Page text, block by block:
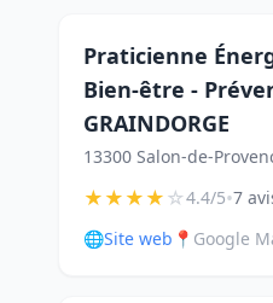
Praticienne
Bien-être -
GRAINDORGE
13300 Salon-de-
★★★★☆4.4/5•7
🌐Site web 📍 Google